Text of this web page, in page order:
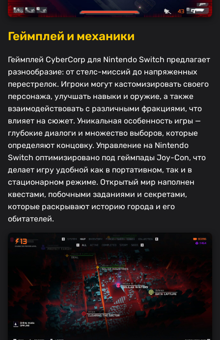
Геймплей и механики
Геймплей CyberCorp для Nintendo Switch предлагает
разнообразие: от стелс-миссий до напряженных
перестрелок. Игроки могут кастомизировать своего
персонажа, улучшать навыки и оружие, а также
взаимодействовать с различными фракциями, что
влияет на сюжет. Уникальная особенность игры —
глубокие диалоги и множество выборов, которые
определяют концовку. Управление на Nintendo
Switch оптимизировано под геймпады Joy-Con, что
делает игру удобной как в портативном, так и в
стационарном режиме. Открытый мир наполнен
квестами, побочными заданиями и секретами,
которые раскрывают историю города и его
обитателей.